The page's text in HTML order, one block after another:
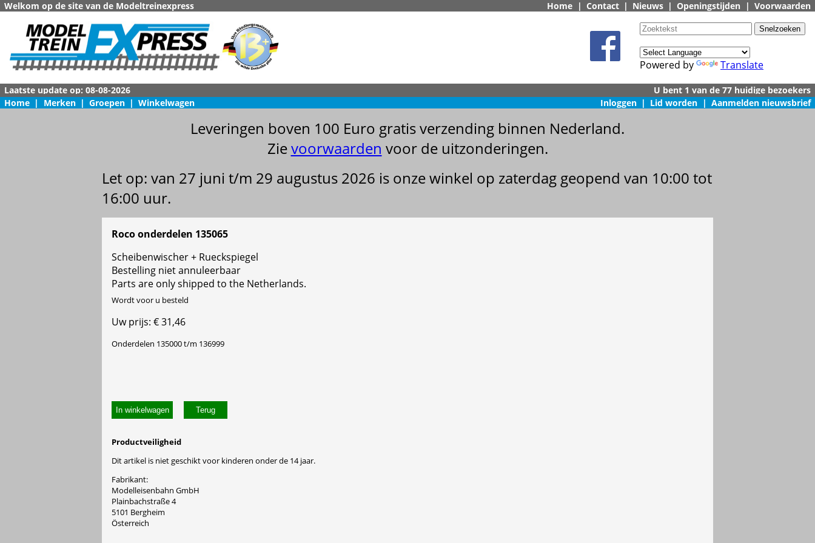
Welkom op de site van de Modeltreinexpress Home | Contact | Nieuws | Openingstijden | Voorwaarden
Powered by Translate
Home | Merken | Groepen | Winkelwagen Inloggen | Lid worden | Aanmelden nieuwsbrief
Leveringen boven 100 Euro gratis verzending binnen Nederland.
Zievoorwaarden voor de uitzonderingen.
Let op: van 27 juni t/m 29 augustus 2026 is onze winkel op zaterdag geopend van 10:00 tot
16:00 uur.
Roco onderdelen 135065
Scheibenwischer + Rueckspiegel
Bestelling niet annuleerbaar
Parts are only shipped to the Netherlands.
Wordt voor u besteld
Uw prijs: € 31,46
Onderdelen 135000 t/m 136999
In winkelwagen
Productveiligheid
Dit artikel is niet geschikt voor kinderen onder de 14 jaar.
Fabrikant:
Modelleisenbahn GmbH
Plainbachstraße 4
5101 Bergheim
Österreich